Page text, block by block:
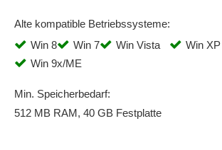
Alte kompatible Betriebssysteme:
Win 8
Win 7 Win Vista
Win XP
Win 9x/ME
Min. Speicherbedarf:
512 MB RAM, 40 GB Festplatte